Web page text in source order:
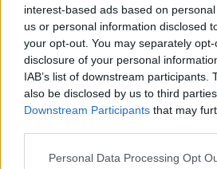
interest-based ads based on
us or personal information disclosed
your opt-out. You may separately
disclosure of your personal
IAB’s list of downstream participants.
also be disclosed by us to third
Downstream Participants that may
Personal Data Processing Opt
TAIP PAT